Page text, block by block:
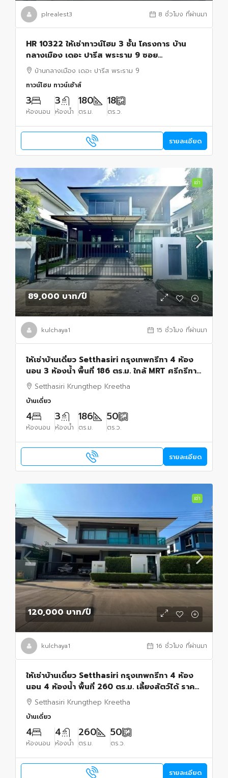
plrealest3 8 ชั่วโมง ที่ผ่านมา
HR 10322 ให้เช่าทาวน์โฮม 3 ชั้น โครงการ บ้าน
กลางเมือง เดอะ ปารีส พระราม 9 ซอย
กรุงเทพกรีฑา 7 หรือซอยรามคำแหง 60
บ้านกลางเมือง เดอะ ปารีส พระราม 9
ทาวน์โฮม ทาวน์เฮ้าส์
3
ห้องนอน
3
ห้องน้ำ
180
ตร.ม.
18
ตร.ว.
รายละเอียด
เช่า
89,000 บาท/ปี
kulchaya1 15 ชั่วโมง ที่ผ่านมา
ให้เช่าบ้านเดี่ยว Setthasiri กรุงเทพกรีฑา 4 ห้อง
นอน 3 ห้องน้ำ พื้นที่ 186 ตร.ม. ใกล้ MRT ศรีกรีฑา
ราคา 89000 บาท
Setthasiri Krungthep Kreetha
บ้านเดี่ยว
4
ห้องนอน
3
ห้องน้ำ
186
ตร.ม.
50
ตร.ว.
รายละเอียด
เช่า
120,000 บาท/ปี
kulchaya1 16 ชั่วโมง ที่ผ่านมา
ให้เช่าบ้านเดี่ยว Setthasiri กรุงเทพกรีฑา 4 ห้อง
นอน 4 ห้องน้ำ พื้นที่ 260 ตร.ม. เลี้ยงสัตว์ได้ ราคา
120000 บาท
Setthasiri Krungthep Kreetha
บ้านเดี่ยว
4
ห้องนอน
4
ห้องน้ำ
260
ตร.ม.
50
ตร.ว.
รายละเอียด